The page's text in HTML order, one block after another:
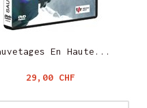
En Haute...
Prix
29,00 CHF